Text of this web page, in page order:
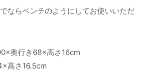
ならベンチのようにしてお使いいただ
奥行き68×高さ16cm
高さ16.5cm